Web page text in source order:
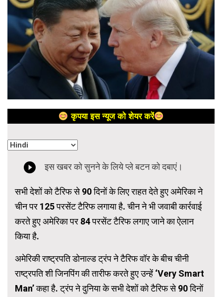
कृपया इस न्यूज को शेयर करें
सभी देशों को टैरिफ से 90 दिनों के लिए राहत देते हुए अमेरिका ने
चीन पर 125 परसेंट टैरिफ लगाया है. चीन ने भी जवाबी कार्रवाई
करते हुए अमेरिका पर 84 परसेंट टैरिफ लगाए जाने का ऐलान
किया है.
अमेरिकी राष्ट्रपति डोनाल्ड ट्रंप ने टैरिफ वॉर के बीच चीनी
राष्ट्रपति शी जिनपिंग की तारीफ करते हुए उन्हें ‘Very Smart
Man’ कहा है. ट्रंप ने दुनिया के सभी देशों को टैरिफ से 90 दिनों